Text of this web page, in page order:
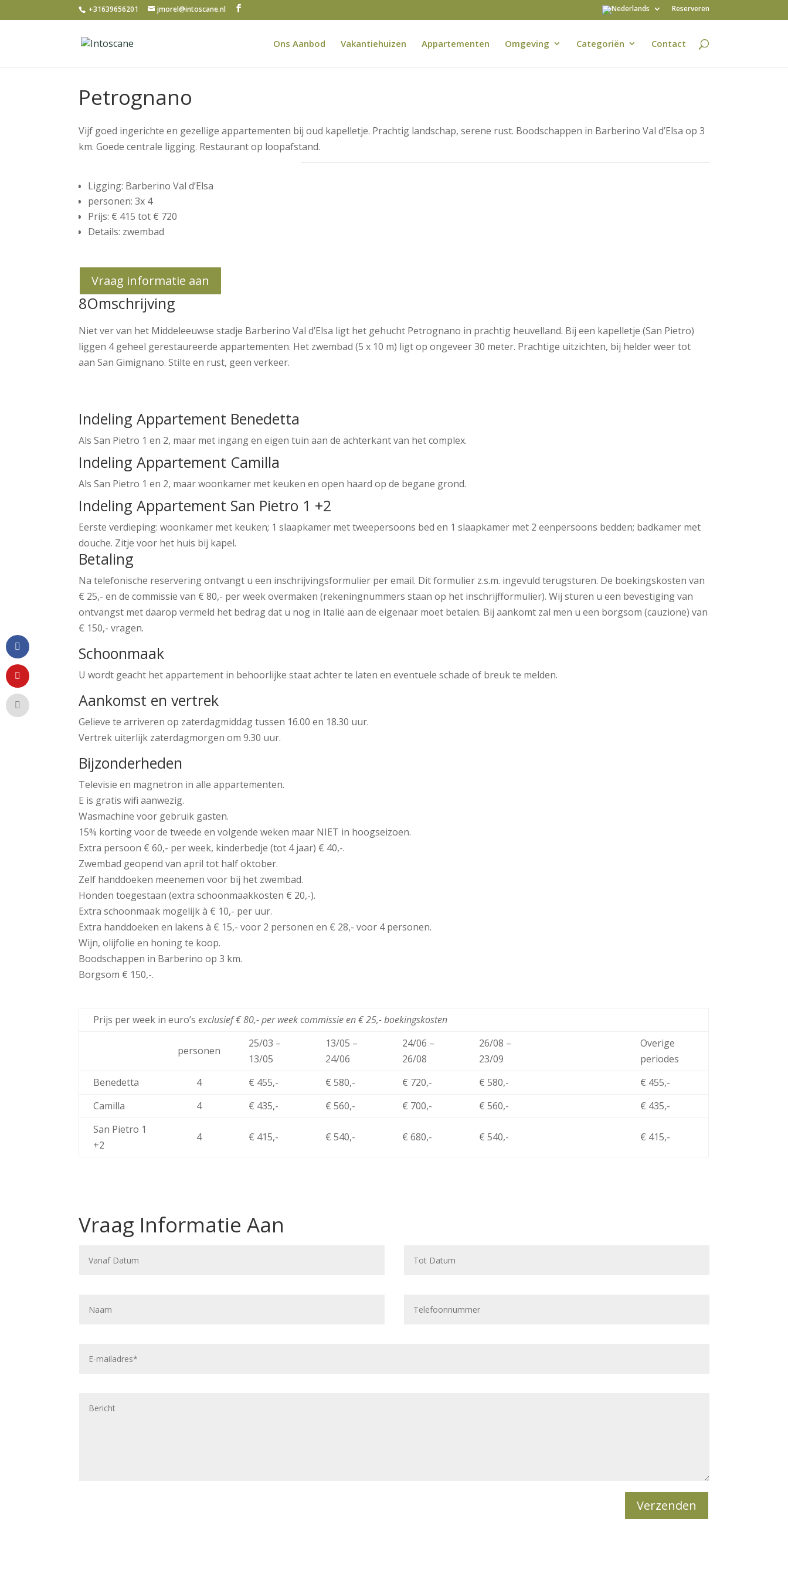
+31639656201 jmorel@intoscane.nl Reserveren
Ons Aanbod Vakantiehuizen Appartementen Omgeving Categoriën Contact
Petrognano
Vijf goed ingerichte en gezellige appartementen bij oud kapelletje. Prachtig landschap, serene rust. Boodschappen in Barberino Val d’Elsa op 3
km. Goede centrale ligging. Restaurant op loopafstand.
Ligging: Barberino Val d’Elsa
personen:3x 4
Prijs: € 415 tot € 720
Details: zwembad
Vraag informatie aan
8Omschrijving
Niet ver van het Middeleeuwse stadje Barberino Val d’Elsa ligt het gehucht Petrognano in prachtig heuvelland. Bij een kapelletje (San Pietro)
liggen 4 geheel gerestaureerde appartementen. Het zwembad (5 x 10 m) ligt op ongeveer 30 meter. Prachtige uitzichten, bij helder weer tot
aan San Gimignano. Stilte en rust, geen verkeer.
Indeling Appartement Benedetta
Als San Pietro 1 en 2, maar met ingang en eigen tuin aan de achterkant van het complex.
Indeling Appartement Camilla
Als San Pietro 1 en 2, maar woonkamer met keuken en open haard op de begane grond.
Indeling Appartement San Pietro 1 +2
Eerste verdieping: woonkamer met keuken; 1 slaapkamer met tweepersoons bed en 1 slaapkamer met 2 eenpersoons bedden; badkamer met
douche. Zitje voor het huis bij kapel.
Betaling
Na telefonische reservering ontvangt u een inschrijvingsformulier per email. Dit formulier z.s.m. ingevuld terugsturen. De boekingskosten van
€ 25,- en de commissie van € 80,- per week overmaken (rekeningnummers staan op het inschrijfformulier). Wij sturen u een bevestiging van
ontvangst met daarop vermeld het bedrag dat u nog in Italië aan de eigenaar moet betalen. Bij aankomt zal men u een borgsom (cauzione) van
€ 150,- vragen.
Schoonmaak
U wordt geacht het appartement in behoorlijke staat achter te laten en eventuele schade of breuk te melden.
Aankomst en vertrek
Gelieve te arriveren op zaterdagmiddag tussen 16.00 en 18.30 uur.
Vertrek uiterlijk zaterdagmorgen om 9.30 uur.
Bijzonderheden
Televisie en magnetron in alle appartementen.
E is gratis wifi aanwezig.
Wasmachine voor gebruik gasten.
15% korting voor de tweede en volgende weken maar NIET in hoogseizoen.
Extra persoon € 60,- per week, kinderbedje (tot 4 jaar) € 40,-.
Zwembad geopend van april tot half oktober.
Zelf handdoeken meenemen voor bij het zwembad.
Honden toegestaan (extra schoonmaakkosten € 20,-).
Extra schoonmaak mogelijk à € 10,- per uur.
Extra handdoeken en lakens à € 15,- voor 2 personen en € 28,- voor 4 personen.
Wijn, olijfolie en honing te koop.
Boodschappen in Barberino op 3 km.
Borgsom € 150,-.
Prijs per week in euro’s exclusief € 80,- per week commissie en € 25,- boekingskosten
personen
25/03 –
13/05
13/05 –
24/06
24/06 –
26/08
26/08 –
23/09
Overige
periodes
Benedetta
4 € 455,- € 580,- € 720,- € 580,-
€ 455,-
Camilla
4 € 435,- € 560,- € 700,- € 560,-
€ 435,-
San Pietro 1
+2
4 € 415,- € 540,- € 680,- € 540,- € 415,-
Vraag Informatie Aan
Verzenden